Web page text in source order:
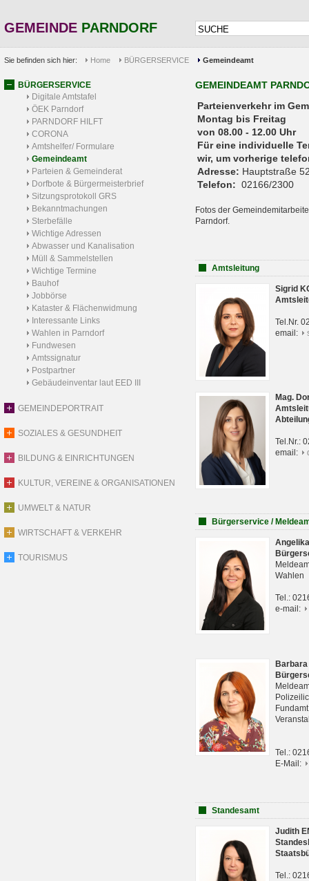
GEMEINDE PARNDORF
Sie befinden sich hier: Home BÜRGERSERVICE Gemeindeamt
BÜRGERSERVICE
Digitale Amtstafel
ÖEK Parndorf
PARNDORF HILFT
CORONA
Amtshelfer/ Formulare
Gemeindeamt
Parteien & Gemeinderat
Dorfbote & Bürgermeisterbrief
Sitzungsprotokoll GRS
Bekanntmachungen
Sterbefälle
Wichtige Adressen
Abwasser und Kanalisation
Müll & Sammelstellen
Wichtige Termine
Bauhof
Jobbörse
Kataster & Flächenwidmung
Interessante Links
Wahlen in Parndorf
Fundwesen
Amtssignatur
Postpartner
Gebäudeinventar laut EED III
GEMEINDEPORTRAIT
SOZIALES & GESUNDHEIT
BILDUNG & EINRICHTUNGEN
KULTUR, VEREINE & ORGANISATIONEN
UMWELT & NATUR
WIRTSCHAFT & VERKEHR
TOURISMUS
GEMEINDEAMT
Parteienverkehr
Montag bis Freitag
von 08.00 - 12.00 Uhr
Für eine individuelle
wir, um vorherige
Adresse: Hauptstraße
Telefon: 02166/2300
Fotos der
Parndorf.
Amtsleitung
Sigrid
Tel.Nr.
email:
Mag.
Tel.Nr.:
email:
Bürgerservice /
Wahlen
Tel.:
e-mail:
Tel.:
E-Mail:
Standesamt
Judith
Tel.: